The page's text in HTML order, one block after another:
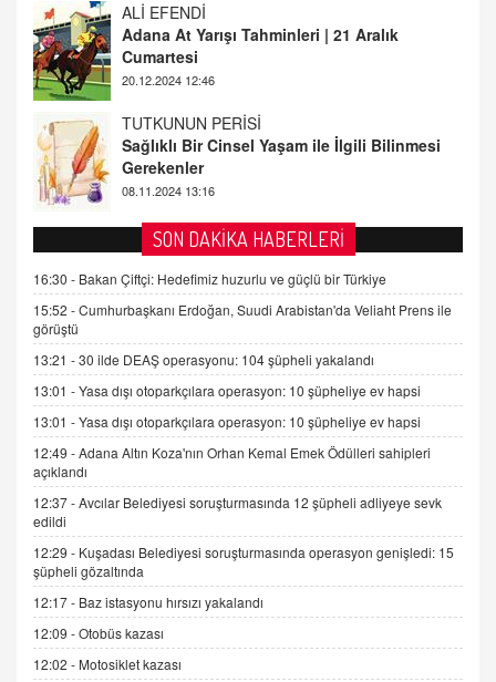
TUTKUNUN PERİSİ
Sağlıklı Bir Cinsel Yaşam ile İlgili Bilinmesi
Gerekenler
08.11.2024 13:16
FARUK ÖNALAN
Tezkere Onaylanmasaydı…
2 Kasım 2021 Salı 00:11
AV. DOĞAN CAN DOĞAN
Kişisel verilerin korunması ve dijital hukukun
gelişimi
15.09.2025 16:17
SEHER EREK
Kış Ayları Geldi, Hangi Önlemler Alınmalı?
9.12.2025 10:11
İNCİ GÜL AKÖL
06.07.2026 13:00
ADEM AKÖL
Esed Destekçilerinin Yüzüne Vurulan Şamar:
Sednaya
11.12.2024 12:30
DR. EKREM ASLAN
SON DAKİKA HABERLERİ
16:30 - Bakan Çiftçi: Hedefimiz huzurlu ve güçlü bir Türkiye
15:52 -Cumhurbaşkanı Erdoğan, Suudi Arabistan'da Veliaht Prens ile
görüştü
13:21 -30 ilde DEAŞ operasyonu: 104 şüpheli yakalandı
13:01 -Yasa dışı otoparkçılara operasyon: 10 şüpheliye ev hapsi
13:01 -Yasa dışı otoparkçılara operasyon: 10 şüpheliye ev hapsi
12:49 -Adana Altın Koza'nın Orhan Kemal Emek Ödülleri sahipleri
açıklandı
12:37 -Avcılar Belediyesi soruşturmasında 12 şüpheli adliyeye sevk
edildi
12:29 - Kuşadası Belediyesi soruşturmasında operasyon genişledi: 15
şüpheli gözaltında
12:17 - Baz istasyonu hırsızı yakalandı
12:09 -Otobüs kazası
12:02 - Motosiklet kazası